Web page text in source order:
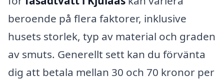
beroende på flera faktorer, inklusive
husets storlek, typ av material och graden
av smuts. Generellt sett kan du förvänta
dig att betala mellan 30 och 70 kronor per